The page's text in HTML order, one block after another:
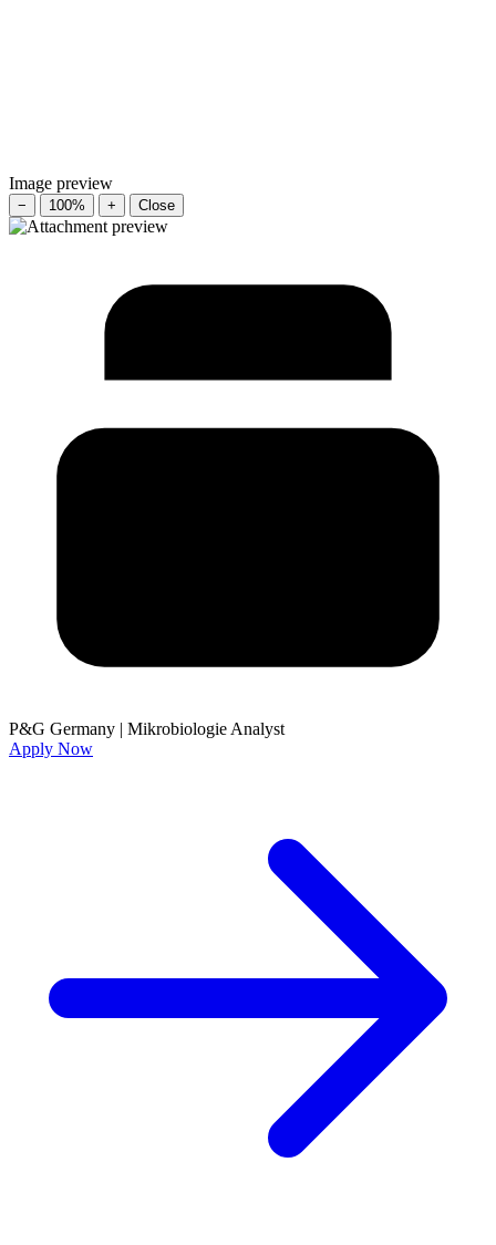
Image preview
− 100% + Close
P&G Germany | Mikrobiologie Analyst
Apply Now